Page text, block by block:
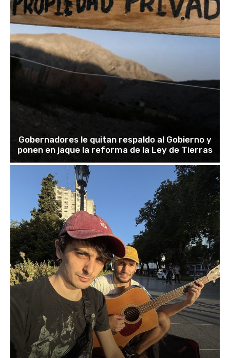
Gobernadores le quitan respaldo al Gobierno y
ponen en jaque la reforma de la Ley de Tierras